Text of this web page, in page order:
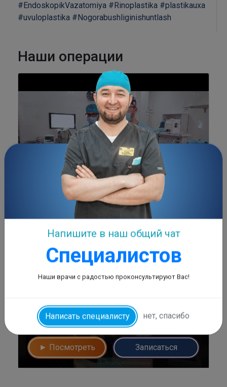
#EndoskopikVazatomiya #Rinoplastika #plastikauxa
#uvuloplastika #Nogorabushliginishuntlash
Наши операции
Лор операция Лор др. Отабек Рахманов
► Посмотреть Записаться
Лечение тугоухости Тимпанопластика в
Ташкенте
► Посмотреть Записаться
Напишите в наш общий чат
Специалистов
Написать специалисту